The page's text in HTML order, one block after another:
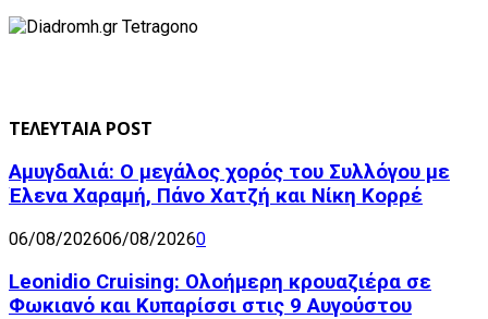
ΤΕΛΕΥΤΑΙΑ POST
Αμυγδαλιά: Ο μεγάλος χορός του Συλλόγου με
Έλενα Χαραμή, Πάνο Χατζή και Νίκη Κορρέ
06/08/202606/08/20260
Leonidio Cruising: Ολοήμερη κρουαζιέρα σε
Φωκιανό και Κυπαρίσσι στις 9 Αυγούστου